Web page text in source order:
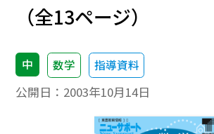
（全13ページ）
中 数学 指導資料
公開日： 2003年10月14日